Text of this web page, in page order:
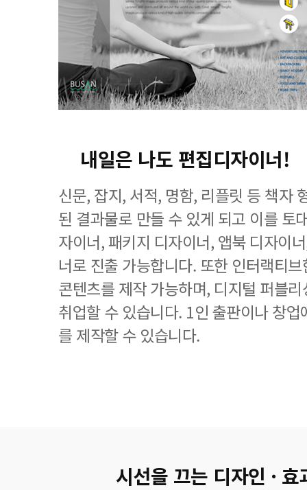
내일은 나도 편집디자이너!
신문, 잡지, 서적, 명함, 리플릿 등 책자
된 결과물로 만들 수 있게 되고 이를 토
자이너, 패키지 디자이너, 앱북 디자이
너로 진출 가능합니다. 또한 인터랙티
콘텐츠를 제작 가능하며, 디지털 퍼블
취업할 수 있습니다. 1인 출판이나 창
를 제작할 수 있습니다.
시선을 끄는 디자인 ·